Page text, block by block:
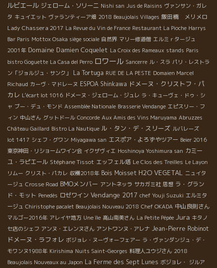
ルビエール ジェローム・ソリーニ Nishi san Jus de Raisins ヴァンサン・ガレ
タ キュイエット ヴァランティーア畑 2018 Beaujolais Villages 飯田橋 メリメロ
Lady Chassera 2017 La Revue du Vin de France Restaurant La Pioche Harrys
Bar Paris Mottox Osaka siège sociale 自然界 マリー修道僧 エルミｒタージュ
2001年 Domaine Damien Coquelet La Croix des Rameaux stands Paris
bistro Goguette La Casa del Perro ロワール Sancerre ル・スラ パリ・レストラ
ン「ジョルジュ・サンク」
La Tortuga RUE DE LA PESTE Domaien Marcel
Richaud カーヴ・マドレーヌ ESPOA Shinkawa ドメーヌ・クリストフ・パ
カレ L'écart lot 1016 ドメーヌ・ジェローム・ジュレ ラ・キューヴェ・ドゥ・シ
ャ ブー・デュ・モンド Assemblée Nationale Brasserie Vendange エピスリー・フ
ィン 中山さん グットドール Concorde Aux Amis des Vins Maruyama Abruzzes
Château Gaillard Bistro La Nautique ル・タン・デ・スリーズ ルバレーズ
lot 1417 シェフ・グワン Miyagawa san エスポア・よろずやツアー Beier 2016
東京神田・リショームワイン会 イクザヴィエ Hoshinoya Yoshimura san カミー
ユ・ラピエール Stéphane Tissot エッフェル塔 Le Clos des Treilles Le Layon
リムー クリスト・パカレ 収穫2018年 Bois Moisset H2O VEGETAL ニュイタ
ージュ Crosse Road BMOメンバー アントネッラ サカガミ社 思想 ラ・グラン
ド・モット Penedès ロゼワイン Vendange 2017 chef Youji Suzuki エルミタ
ージュ Chiristophe pacalet Beaujolais Nouveau 2018 Chef OKADA 中山良則さん
マルゴー2016年 アレイヤ地方 Une île 高山南美さん La Petite Pépée Jura キタノ
セ店のシェフ アンヌ・エレンヌさん アントワンヌ・アレナ Jean-Pierre Robinot
ドメーヌ・ラフォレ ボジョレ・ヌーヴォーフェアー ラ・ヴァンダンジュ・デ・
モワンヌ1988年 Kirishima Nuits Saint-Georges 料理人ユウジさん 2018
Beaujolais Nouveaux au Japon La Ferme des Sept Lunes ボジョレ・ ジルア